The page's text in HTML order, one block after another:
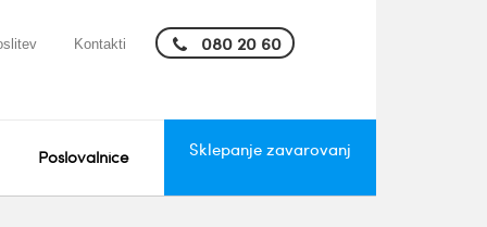
080 20 60
Sklepanje zavarovanj
Poslovalnice
Kontakti